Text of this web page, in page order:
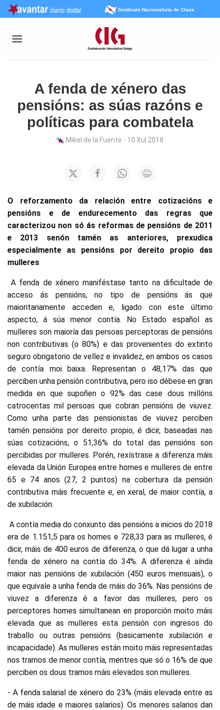
Sindicato Nacionalista de Clase
A fenda de xénero das
pensións: as súas razóns e
políticas para combatela
Mikel de la Fuente - 10 Xul 2018
O reforzamento da relación entre cotizacións e
pensións e de endurecemento das regras que
caracterizou non só ás reformas de pensións de 2011
e 2013 senón tamén as anteriores, prexudica
especialmente as pensións por dereito propio das
mulleres
A fenda de xénero maniféstase tanto na dificultade de
acceso ás pensións, no tipo de pensións ás que
maioritariamente acceden e, ligado con este último
aspecto, á súa menor contía. No Estado español as
mulleres son maioría das persoas perceptoras de pensións
non contributivas (o 80%) e das provenientes do extinto
seguro obrigatorio de vellez e invalidez, en ambos os casos
de contía moi baixa. Representan o 48,17% das que
perciben unha pensión contributiva, pero iso débese en gran
medida en que supoñen o 92% das case dous millóns
catrocentas mil persoas que cobran pensións de viuvez.
Como unha parte das pensionistas de viuvez perciben
tamén pensións por dereito propio, é dicir, baseadas nas
súas cotizacións, o 51,36% do total das pensións son
percibidas por mulleres. Porén, rexístrase a diferenza máis
elevada da Unión Europea entre homes e mulleres de entre
65 e 74 anos (27, 2 puntos) na cobertura da pensión
contributiva máis frecuente e, en xeral, de maior contía, a
de xubilación.
A contía media do conxunto das pensións a inicios do 2018
era de 1.151,5 para os homes e 728,33 para as mulleres, é
dicir, máis de 400 euros de diferenza, o que dá lugar a unha
fenda de xénero na contía do 34%. A diferenza é aínda
maior nas pensións de xubilación (450 euros mensuais), o
que equivale a unha fenda de máis do 36%. Nas pensións de
viuvez a diferenza é a favor das mulleres, pero os
perceptores homes simultanean en proporción moito máis
elevada que as mulleres esta pensión con ingresos do
traballo ou outras pensións (basicamente xubilación e
incapacidade). As mulleres están moito máis representadas
nos tramos de menor contía, mentres que só o 16% de que
perciben os dous tramos máis elevados son mulleres.
- A fenda salarial de xénero do 23% (máis elevada entre as
de máis idade e maiores salarios). Os menores salarios dan